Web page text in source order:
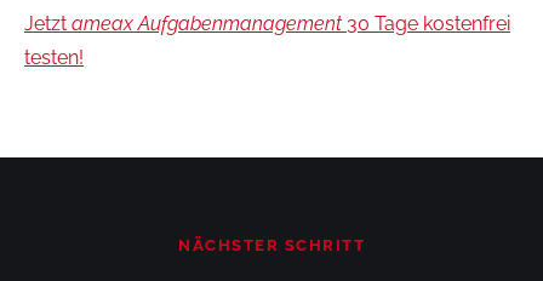
Jetzt ameax Aufgabenmanagement 30 Tage kostenfrei
testen!
NÄCHSTER SCHRITT